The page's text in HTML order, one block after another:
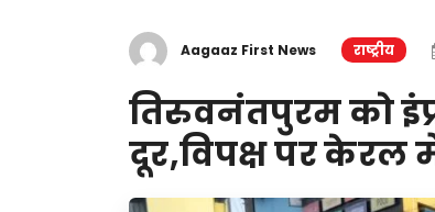
Aagaaz First News राष्ट्रीय
तिरुवनंतपुरम को
दूर,विपक्ष पर केरल